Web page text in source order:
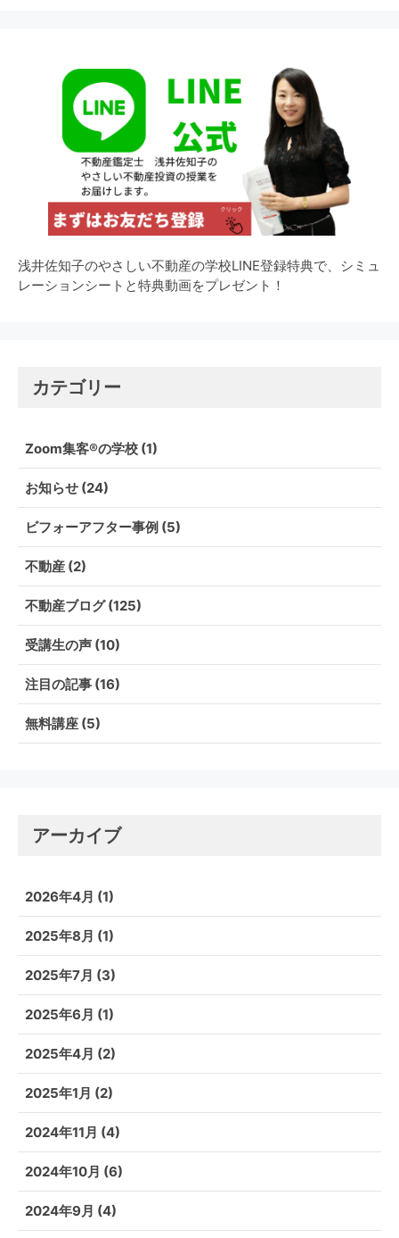
浅井佐知子のやさしい不動産の学校LINE登録特典で、シミュ
レーションシートと特典動画をプレゼント！
カテゴリー
Zoom集客®の学校(1)
お知らせ(24)
ビフォーアフター事例(5)
不動産(2)
不動産ブログ(125)
受講生の声(10)
注目の記事(16)
無料講座(5)
アーカイブ
2026年4月 (1)
2025年8月 (1)
2025年7月 (3)
2025年6月 (1)
2025年4月 (2)
2025年1月 (2)
2024年11月 (4)
2024年10月 (6)
2024年9月 (4)